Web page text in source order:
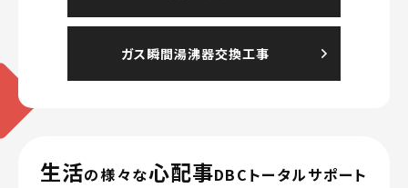
ガス瞬間湯沸器交換工事
CONTACT
生活の様々な心配事DBCトータルサポート